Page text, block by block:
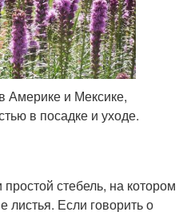
Америке и Мексике,
в посадке и уходе.
стебель, на котором
листья. Если говорить о